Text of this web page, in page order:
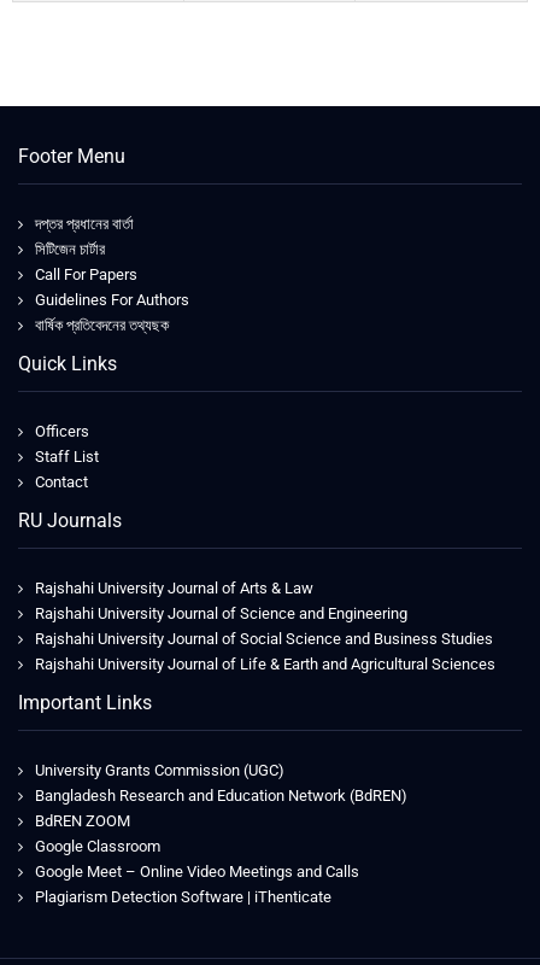
Footer Menu
দপ্তর প্রধানের বার্তা
সিটিজেন চার্টার
Call For Papers
Guidelines For Authors
বার্ষিক প্রতিবেদনের তথ্যছক
Quick Links
Officers
Staff List
Contact
RU Journals
Rajshahi University Journal of Arts & Law
Rajshahi University Journal of Science and Engineering
Rajshahi University Journal of Social Science and Business Studies
Rajshahi University Journal of Life & Earth and Agricultural Sciences
Important Links
University Grants Commission (UGC)
Bangladesh Research and Education Network (BdREN)
BdREN ZOOM
Google Classroom
Google Meet – Online Video Meetings and Calls
Plagiarism Detection Software | iThenticate